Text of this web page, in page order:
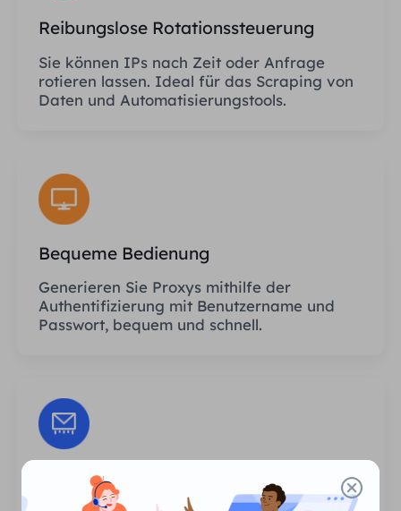
Reibungslose Rotationssteuerung
Sie können IPs nach Zeit oder Anfrage
rotieren lassen. Ideal für das Scraping von
Daten und Automatisierungstools.
Bequeme Bedienung
Generieren Sie Proxys mithilfe der
Authentifizierung mit Benutzername und
Passwort, bequem und schnell.
Unbegrenzte Sitzungen